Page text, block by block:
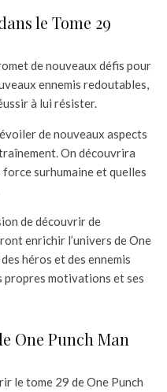
le Tome 29
de nouveaux défis pour
ennemis redoutables,
à lui résister.
de nouveaux aspects
On découvrira
surhumaine et quelles
de découvrir de
enrichir l’univers de One
héros et des ennemis
propres motivations et ses
One Punch Man
le tome 29 de One Punch